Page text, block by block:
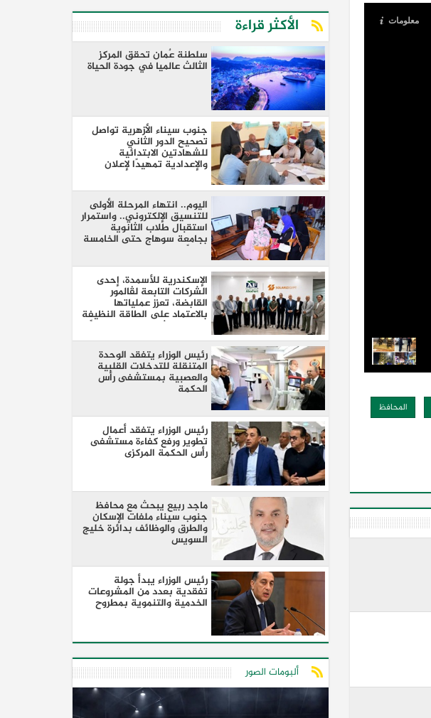
معلومات
المحافظ
الأكثر قراءة
سلطنة عٌمان تحقق المركز
الثالث عالميا في جودة الحياة
جنوب سيناء الأزهرية تواصل
تصحيح الدور الثاني
للشهادتين الابتدائية
والإعدادية تمهيدًا لإعلان
النتائج
اليوم.. انتهاء المرحلة الأولى
للتنسيق الإلكتروني.. واستمرار
استقبال طلاب الثانوية
بجامعة سوهاج حتى الخامسة
مساءً
الإسكندرية للأسمدة، إحدى
الشركات التابعة لڤالمور
القابضة، تعزز عملياتها
بالاعتماد على الطاقة النظيفة
من خلال شراكة تمتد 30 عامًا
مع SolarizEgypt
رئيس الوزراء يتفقد الوحدة
المتنقلة للتدخلات القلبية
والعصبية بمستشفى رأس
الحكمة
رئيس الوزراء يتفقد أعمال
تطوير ورفع كفاءة مستشفى
رأس الحكمة المركزى
ماجد ربيع يبحث مع محافظ
جنوب سيناء ملفات الإسكان
والطرق والوظائف بدائرة خليج
السويس
رئيس الوزراء يبدأ جولة
تفقدية بعدد من المشروعات
الخدمية والتنموية بمطروح
ألبومات الصور